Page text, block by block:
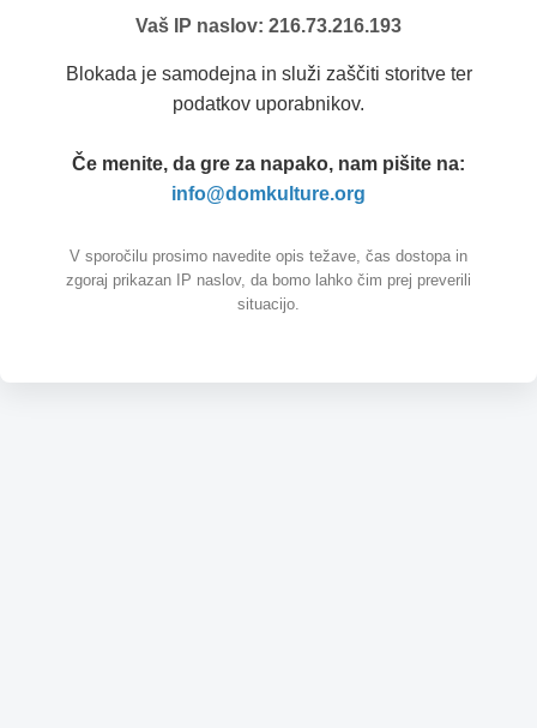
Vaš IP naslov: 216.73.216.193
Blokada je samodejna in služi zaščiti storitve ter
podatkov uporabnikov.
Če menite, da gre za napako, nam pišite na:
info@domkulture.org
V sporočilu prosimo navedite opis težave, čas dostopa in
zgoraj prikazan IP naslov, da bomo lahko čim prej preverili
situacijo.